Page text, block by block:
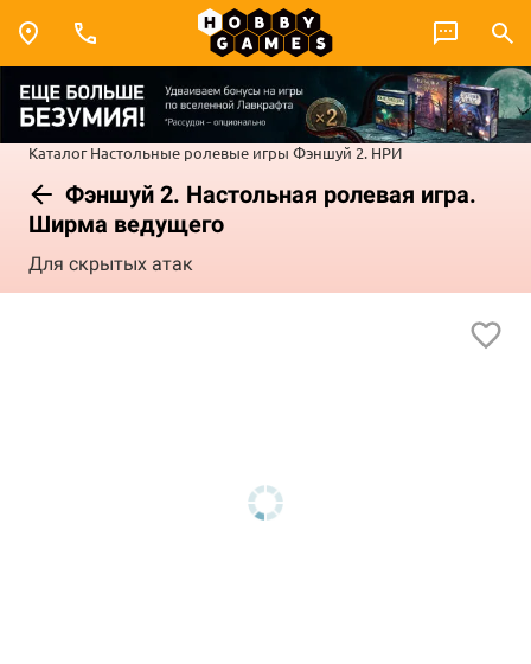
Каталог Настольные ролевые игры Фэншуй 2. НРИ
Фэншуй 2. Настольная ролевая игра.
Ширма ведущего
Для скрытых атак